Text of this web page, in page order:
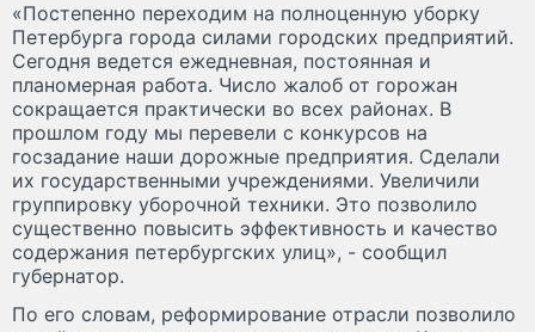
«Постепенно переходим на полноценную уборку
Петербурга города силами городских предприятий.
Сегодня ведется ежедневная, постоянная и
планомерная работа. Число жалоб от горожан
сокращается практически во всех районах. В
прошлом году мы перевели с конкурсов на
госзадание наши дорожные предприятия. Сделали
их государственными учреждениями. Увеличили
группировку уборочной техники. Это позволило
существенно повысить эффективность и качество
содержания петербургских улиц», - сообщил
губернатор.
По его словам, реформирование отрасли позволило